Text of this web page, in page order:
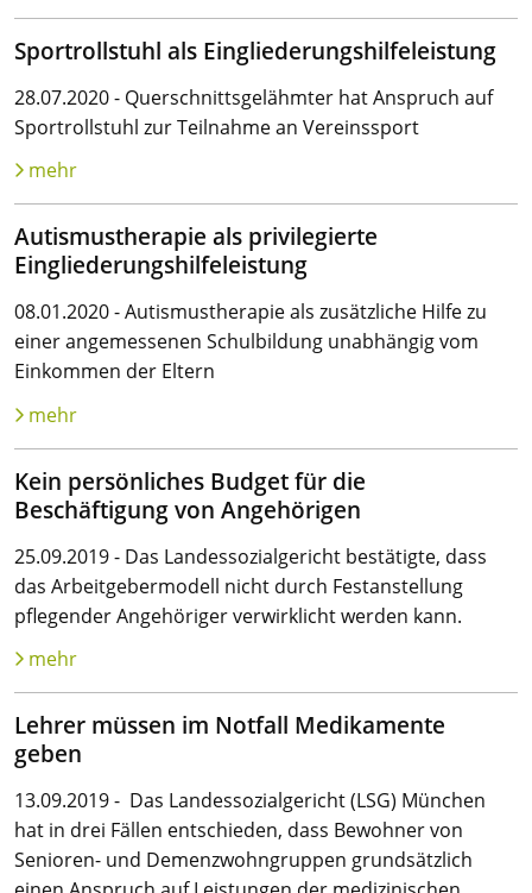
Sportrollstuhl als Eingliederungshilfeleistung
28.07.2020 - Querschnittsgelähmter hat Anspruch auf
Sportrollstuhl zur Teilnahme an Vereinssport
mehr
Autismustherapie als privilegierte
Eingliederungshilfeleistung
08.01.2020 - Autismustherapie als zusätzliche Hilfe zu
einer angemessenen Schulbildung unabhängig vom
Einkommen der Eltern
mehr
Kein persönliches Budget für die
Beschäftigung von Angehörigen
25.09.2019 - Das Landessozialgericht bestätigte, dass
das Arbeitgebermodell nicht durch Festanstellung
pflegender Angehöriger verwirklicht werden kann.
mehr
Lehrer müssen im Notfall Medikamente
geben
13.09.2019 - Das Landessozialgericht (LSG) München
hat in drei Fällen entschieden, dass Bewohner von
Senioren- und Demenzwohngruppen grundsätzlich